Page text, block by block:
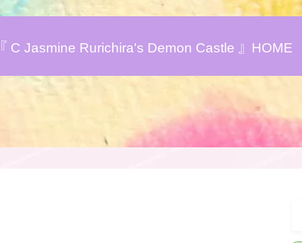
お知らせ
公式ウェブサイト『Botanical Study』
Cジャスミン瑠璃地楽の主な活動先リン
『 C Jasmine Rurichira's Demon Castle 』HOME